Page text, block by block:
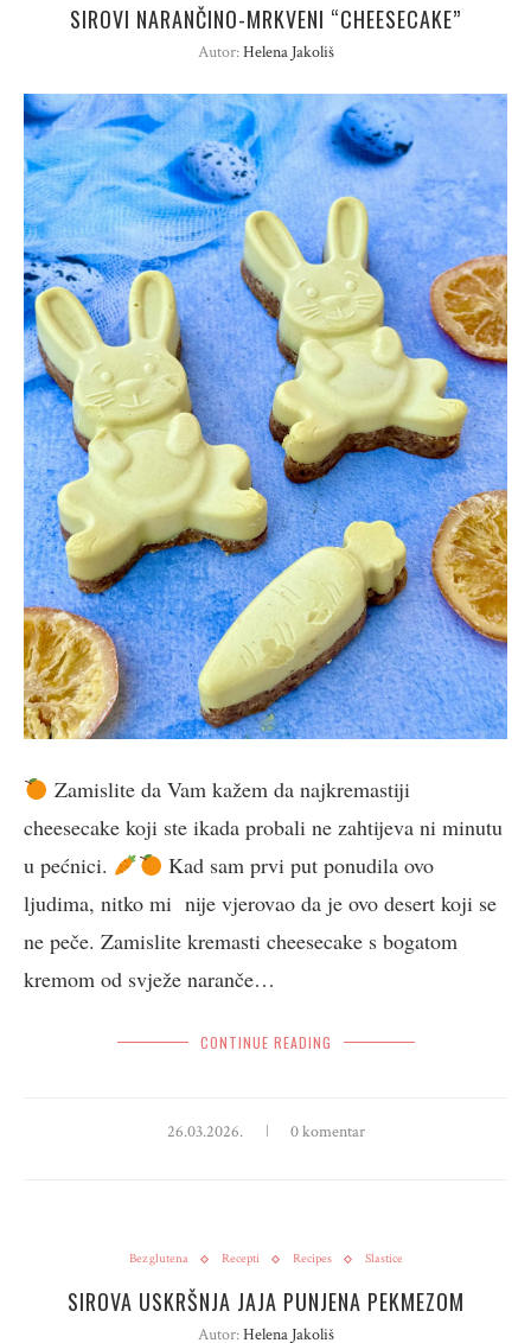
SIROVI NARANČINO-MRKVENI “CHEESECAKE”
Autor:Helena Jakoliš
Zamislite da Vam kažem da najkremastiji
cheesecake koji ste ikada probali ne zahtijeva ni minutu
u pećnici.
Kad sam prvi put ponudila ovo
ljudima, nitko mi nije vjerovao da je ovo desert koji se
ne peče. Zamislite kremasti cheesecake s bogatom
kremom od svježe naranče…
CONTINUE READING
26.03.2026. 0 komentar
Bez glutena Recepti Recipes Slastice
SIROVA USKRŠNJA JAJA PUNJENA PEKMEZOM
Autor:Helena Jakoliš